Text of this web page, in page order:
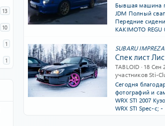
13
10
1
1
Бывшая машина
JDM Полный
Передние
KAKIMOTO REGU
SUBARU
Спек лист
TABLOID 18 Сен
участников Sti-
Сегодня
фотографий и
WRX STI 2007
WRX STI Spec-c;